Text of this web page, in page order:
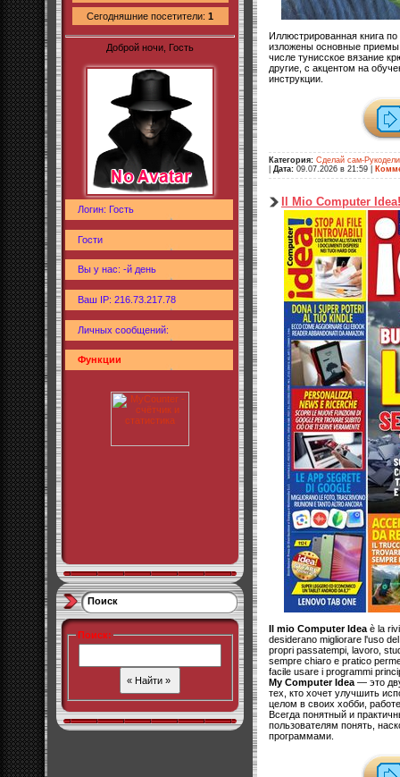
Сегодняшние посетители: 1
Доброй ночи, Гость
Логин: Гость
Гости
Вы у нас: -й день
Ваш IP: 216.73.217.78
Личных сообщений:
Функции
Поиск
Поиск:
Иллюстрированная книга
изложены основные приемы
числе тунисское вязание
другие, с акцентом на
инструкции.
Категория: Сделай сам-
Дата: 09.07.2026 в 21:59
Il Mio Computer
Il mio Computer Idea è la
desiderano migliorare l'uso
propri passatempi, lavoro,
sempre chiaro e pratico
facile usare i programmi
My Computer Idea — это
тех, кто хочет улучшить
целом в своих хобби,
Всегда понятный и
пользователям понять,
программами.